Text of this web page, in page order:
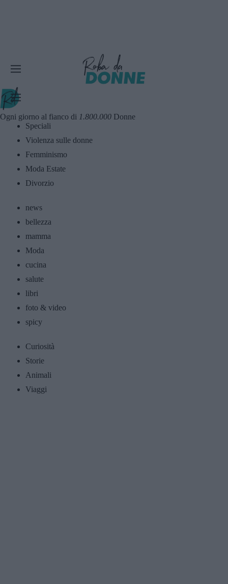
Ogni giorno al fianco di 1.800.000 Donne
Speciali
Violenza sulle donne
Femminismo
Moda Estate
Divorzio
news
bellezza
mamma
Moda
cucina
salute
libri
foto & video
spicy
Curiosità
Storie
Animali
Viaggi